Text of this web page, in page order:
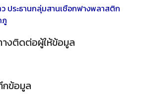
ประธานกลุ่มสานเชือกฟางพลาสติก
ภู
งติดต่อผู้ให้ข้อมูล
ข้อมูล